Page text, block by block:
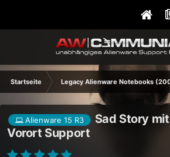
Startseite Legacy Alienware Notebooks
Alienware 15 R3
Sad Story
Vorort Support